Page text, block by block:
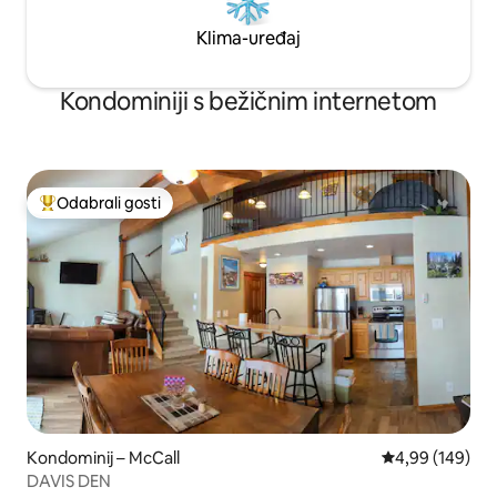
Klima-uređaj
Kondominiji s bežičnim internetom
Među najviše rangiranima s oznakom „Odabrali gosti”
Odabrali gosti
Kondominij – McCall Prosječna
4,99 (149)
DAVIS DEN